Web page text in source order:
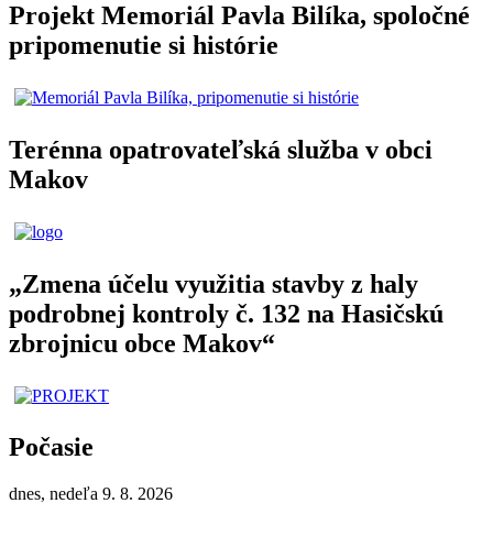
Projekt Memoriál Pavla Bilíka, spoločné
pripomenutie si histórie
Terénna opatrovateľská služba v obci
Makov
„Zmena účelu využitia stavby z haly
podrobnej kontroly č. 132 na Hasičskú
zbrojnicu obce Makov“
Počasie
dnes, nedeľa 9. 8. 2026